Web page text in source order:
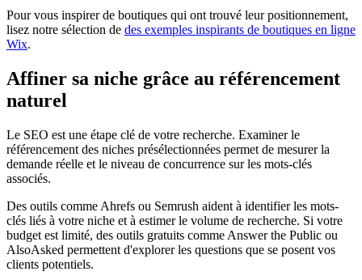
Pour vous inspirer de boutiques qui ont trouvé leur positionnement,
lisez notre sélection de des exemples inspirants de boutiques en ligne
Wix.
Affiner sa niche grâce au référencement
naturel
Le SEO est une étape clé de votre recherche. Examiner le
référencement des niches présélectionnées permet de mesurer la
demande réelle et le niveau de concurrence sur les mots-clés
associés.
Des outils comme Ahrefs ou Semrush aident à identifier les mots-
clés liés à votre niche et à estimer le volume de recherche. Si votre
budget est limité, des outils gratuits comme Answer the Public ou
AlsoAsked permettent d'explorer les questions que se posent vos
clients potentiels.